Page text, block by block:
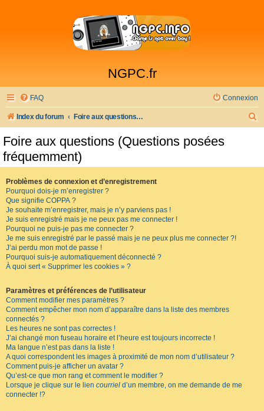
NGPC.fr
FAQ Connexion
Index du forum Foire aux questions (Questions posées fréquemment)
Foire aux questions (Questions posées
fréquemment)
Problèmes de connexion et d’enregistrement
Pourquoi dois-je m’enregistrer ?
Que signifie COPPA ?
Je souhaite m’enregistrer, mais je n’y parviens pas !
Je suis enregistré mais je ne peux pas me connecter !
Pourquoi ne puis-je pas me connecter ?
Je me suis enregistré par le passé mais je ne peux plus me connecter ?!
J’ai perdu mon mot de passe !
Pourquoi suis-je automatiquement déconnecté ?
À quoi sert « Supprimer les cookies » ?
Paramètres et préférences de l’utilisateur
Comment modifier mes paramètres ?
Comment empêcher mon nom d’apparaître dans la liste des membres
connectés ?
Les heures ne sont pas correctes !
J’ai changé mon fuseau horaire et l’heure est toujours incorrecte !
Ma langue n’est pas dans la liste !
A quoi correspondent les images à proximité de mon nom d’utilisateur ?
Comment puis-je afficher un avatar ?
Qu’est-ce que mon rang et comment le modifier ?
Lorsque je clique sur le lien courriel d’un membre, on me demande de me
connecter !?